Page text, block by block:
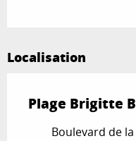
Localisation
Plage Brigitte
Boulevard de